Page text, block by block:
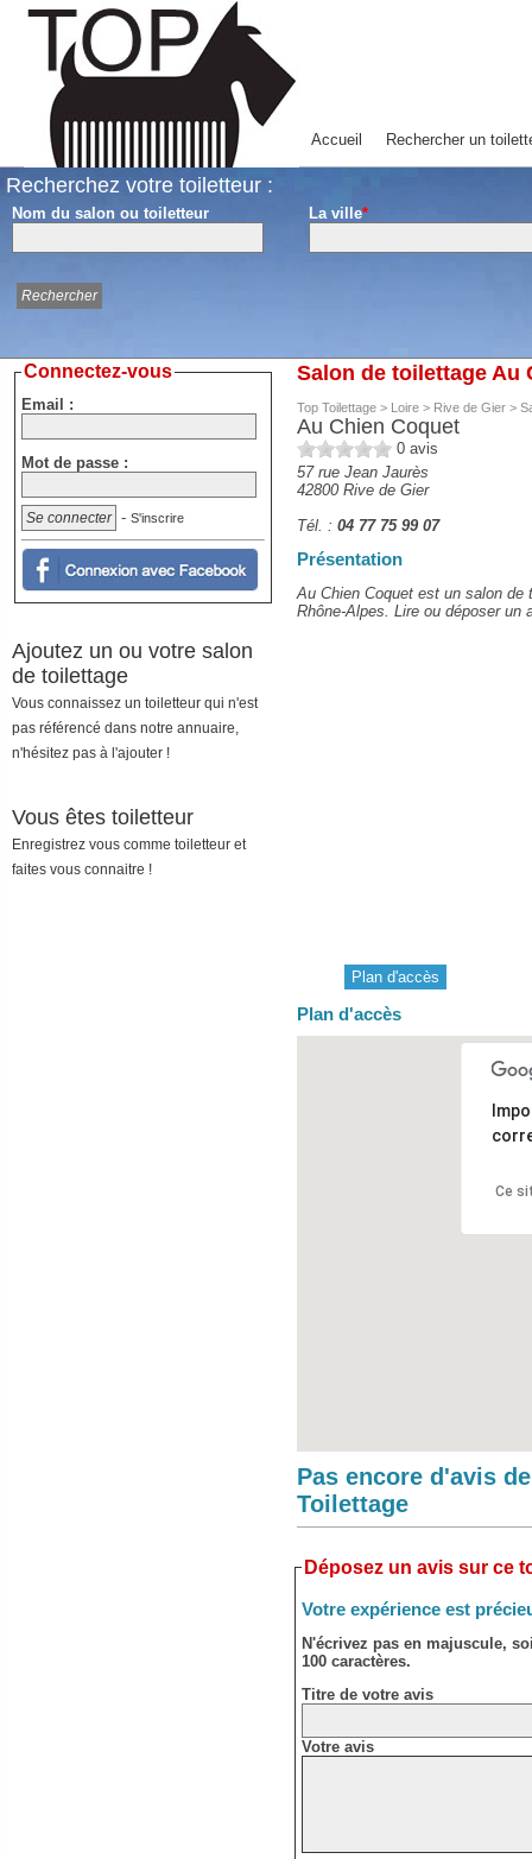
Accueil Rechercher un
Recherchez votre toiletteur :
Nom du salon ou toiletteur La ville*
Salon de toilettage Au
Top Toilettage > Loire > Rive de Gier >
Au Chien Coquet
0 avis
57 rue Jean Jaurès
42800 Rive de Gier
Tél. : 04 77 75 99 07
Présentation
Au Chien Coquet est un salon de
Rhône-Alpes. Lire ou déposer un
Plan d'accès
Plan d'accès
Ce
Pas encore d'avis
Toilettage
Déposez un avis sur ce
Votre expérience est
N'écrivez pas en majuscule,
100 caractères.
Titre de votre avis
Votre avis
Connectez-vous
Email :
Mot de passe :
- S'inscrire
Ajoutez un ou votre salon
de toilettage
Vous connaissez un toiletteur qui n'est
pas référencé dans notre annuaire,
n'hésitez pas à l'ajouter !
Vous êtes toiletteur
Enregistrez vous comme toiletteur et
faites vous connaitre !